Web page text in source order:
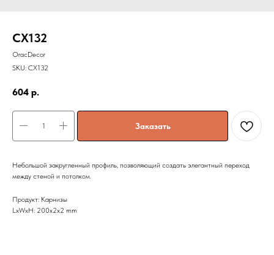
CX132
OracDecor
SKU: CX132
604 р.
Заказать
Небольшой закругленный профиль, позволяющий создать элегантный переход
между стеной и потолком.
Продукт: Карнизы
LxWxH: 200x2x2 mm